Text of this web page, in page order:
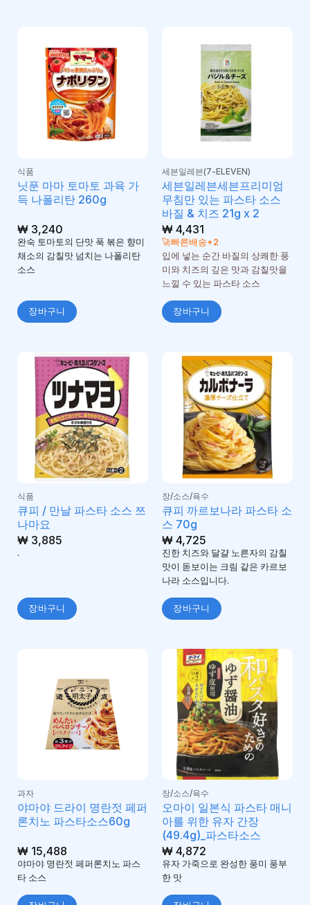
식품
닛푼 마마 토마토 과육 가
득 나폴리탄 260g
₩3,240
완숙 토마토의 단맛 푹 볶은 향미
채소의 감칠맛 넘치는 나폴리탄
소스
장바구니
세븐일레븐(7-ELEVEN)
세븐일레븐세븐프리미엄
무침만 있는 파스타 소스
바질 & 치즈 21g x 2
₩4,431
🚀빠른배송+2
입에 넣는 순간 바질의 상쾌한 풍
미와 치즈의 깊은 맛과 감칠맛을
느낄 수 있는 파스타 소스
장바구니
식품
큐피 / 만날 파스타 소스 쯔
나마요
₩3,885
.
장바구니
장/소스/육수
큐피 까르보나라 파스타 소
스 70g
₩4,725
진한 치즈와 달걀 노른자의 감칠
맛이 돋보이는 크림 같은 카르보
나라 소스입니다.
장바구니
과자
야마야 드라이 명란젓 페퍼
론치노 파스타소스60g
₩15,488
야마야 명란젓 페퍼론치노 파스
타 소스
장/소스/육수
오마이 일본식 파스타 매니
아를 위한 유자 간장
(49.4g)_파스타소스
₩4,872
유자 가죽으로 완성한 풍미 풍부
한 맛